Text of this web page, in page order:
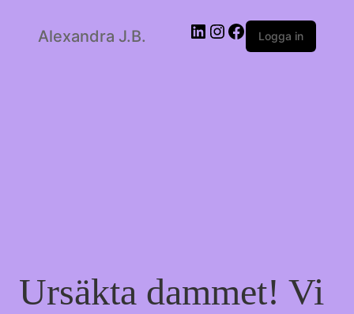
Alexandra J.B. LinkedIn
Instagram
Facebook
Logga in
Ursäkta dammet! Vi